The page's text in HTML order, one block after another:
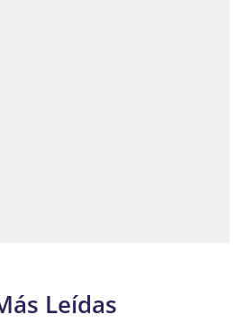
Leídas